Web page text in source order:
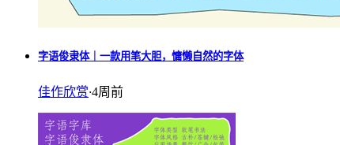
字语俊隶体｜一款用笔大胆，慵懒自然的字体
佳作欣赏·4周前